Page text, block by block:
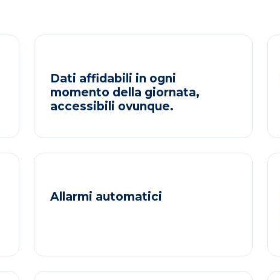
Dati affidabili in ogni
momento della giornata,
accessibili ovunque.
Allarmi automatici